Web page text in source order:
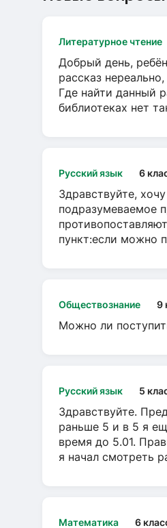
Литературное чтение
Добрый день,
рассказ
Где найти данный
библиотеках нет
Русский язык 6
Здравствуйте,
подразумеваемое
пункт:если можно
Обществознание 9
Можно ли
Русский язык 5
Здравствуйте.
раньше 5 и в 5 я
время до 5.01.
я начал смотреть
Математика 6